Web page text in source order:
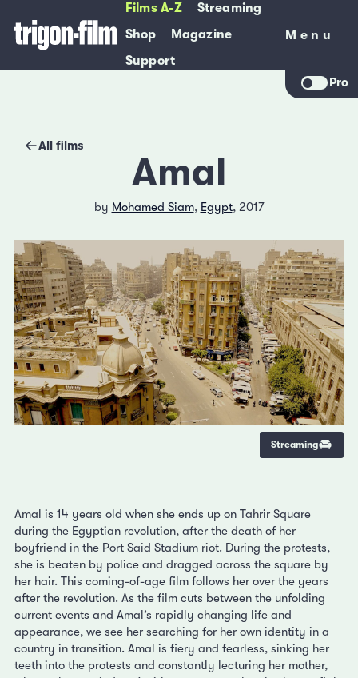
Films A-Z
Streaming
Shop
Magazine
Support
Menu
Menu
Pro
All films
Amal
by Mohamed Siam, Egypt, 2017
Streaming
Amal is 14 years old when she ends up on Tahrir Square
during the Egyptian revolution, after the death of her
boyfriend in the Port Said Stadium riot. During the protests,
she is beaten by police and dragged across the square by
her hair. This coming-of-age film follows her over the years
after the revolution. As the film cuts between the unfolding
current events and Amal’s rapidly changing life and
appearance, we see her searching for her own identity in a
country in transition. Amal is fiery and fearless, sinking her
teeth into the protests and constantly lecturing her mother,